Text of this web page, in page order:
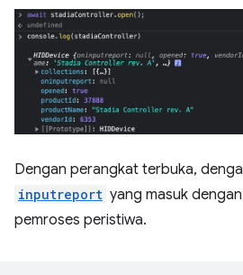
Dengan perangkat terbuka,
inputreport yang masuk
pemroses peristiwa.